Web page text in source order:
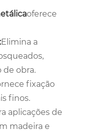
oferece
Elimina a
de obra.
fixação
finos.
aplicações de
madeira e